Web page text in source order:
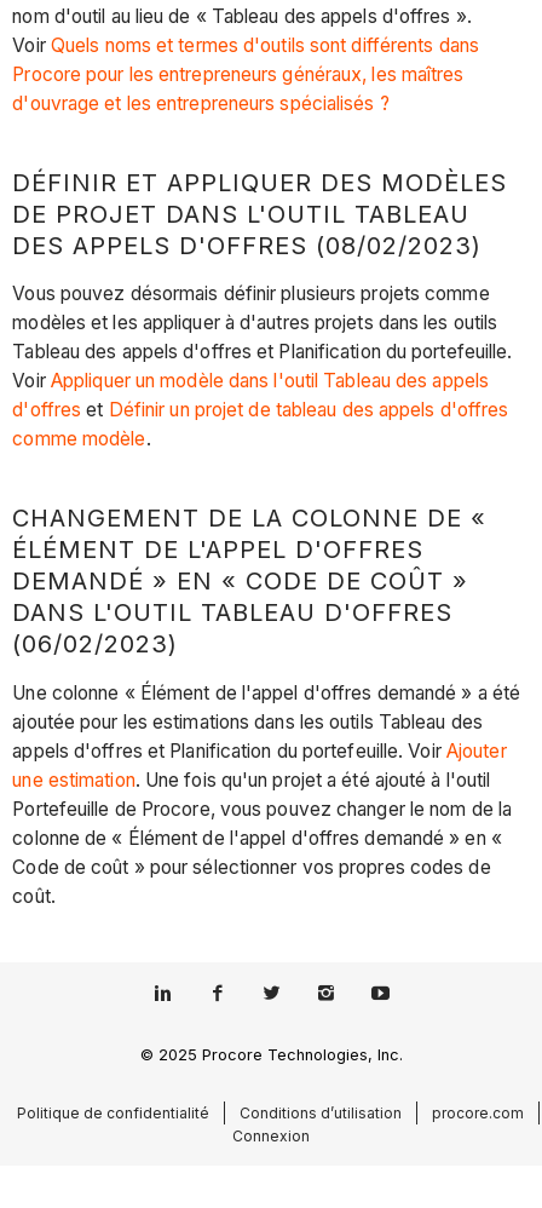
nom d'outil au lieu de « Tableau des appels d'offres ».
Voir Quels noms et termes d'outils sont différents dans
Procore pour les entrepreneurs généraux, les maîtres
d'ouvrage et les entrepreneurs spécialisés ?
DÉFINIR ET APPLIQUER DES MODÈLES
DE PROJET DANS L'OUTIL TABLEAU
DES APPELS D'OFFRES (08/02/2023)
Vous pouvez désormais définir plusieurs projets comme
modèles et les appliquer à d'autres projets dans les outils
Tableau des appels d'offres et Planification du portefeuille.
Voir Appliquer un modèle dans l'outil Tableau des appels
d'offres et Définir un projet de tableau des appels d'offres
comme modèle.
CHANGEMENT DE LA COLONNE DE «
ÉLÉMENT DE L'APPEL D'OFFRES
DEMANDÉ » EN « CODE DE COÛT »
DANS L'OUTIL TABLEAU D'OFFRES
(06/02/2023)
Une colonne « Élément de l'appel d'offres demandé » a été
ajoutée pour les estimations dans les outils Tableau des
appels d'offres et Planification du portefeuille. Voir Ajouter
une estimation. Une fois qu'un projet a été ajouté à l'outil
Portefeuille de Procore, vous pouvez changer le nom de la
colonne de « Élément de l'appel d'offres demandé » en «
Code de coût » pour sélectionner vos propres codes de
coût.
© 2025 Procore Technologies, Inc.
Politique de confidentialité Conditions d’utilisation
procore.com
Connexion